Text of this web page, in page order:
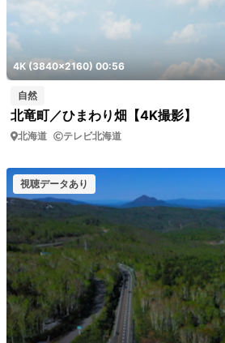
4K (3840x2160) 00:56
自然
北竜町／ひまわり畑【4K撮影】
北海道 テレビ北海道
視聴データあり